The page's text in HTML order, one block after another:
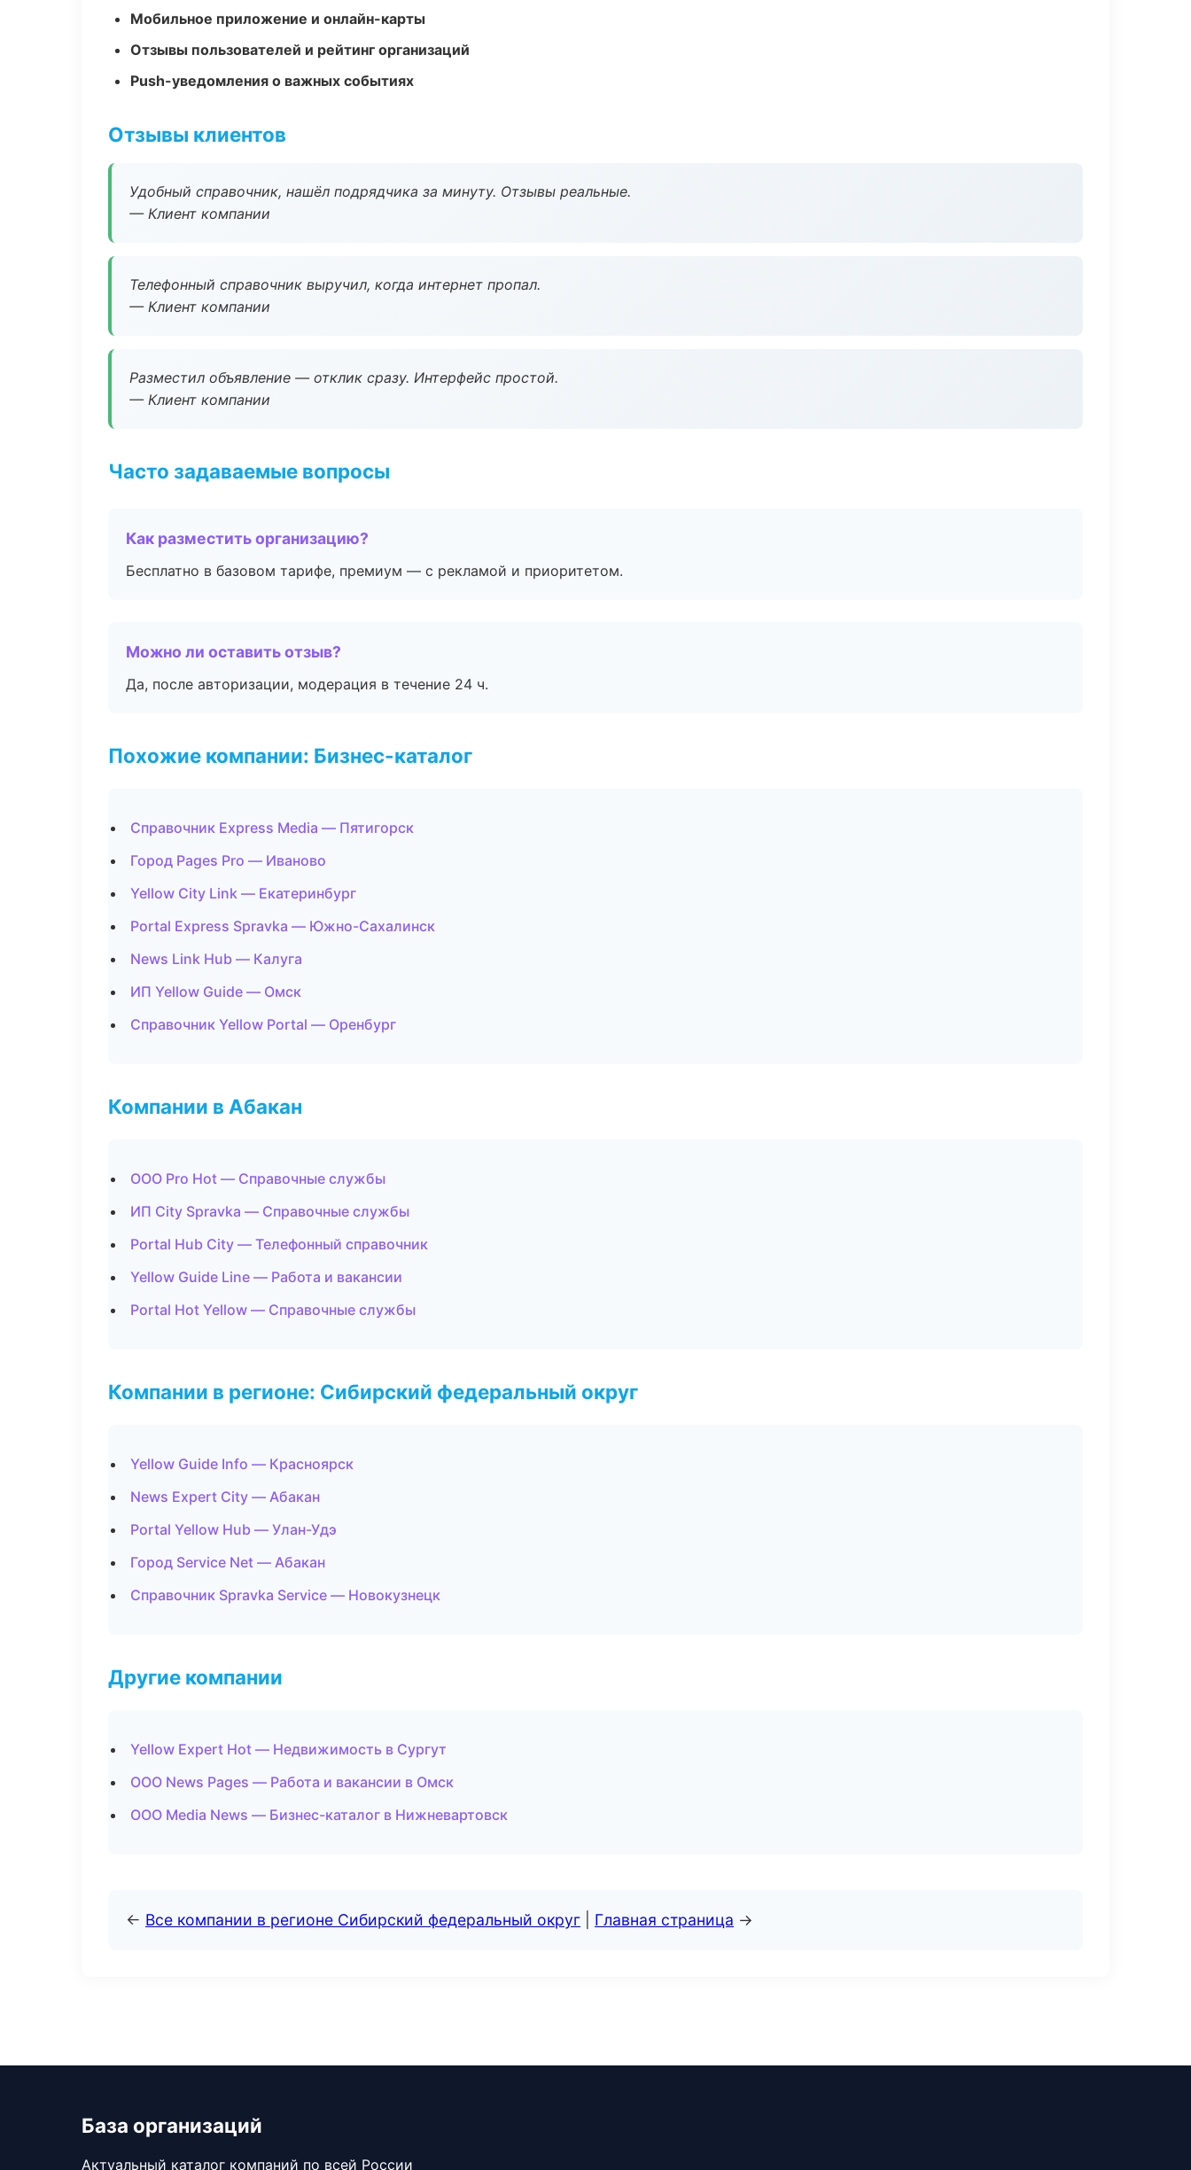
Мобильное приложение и онлайн-карты
Отзывы пользователей и рейтинг организаций
Push-уведомления о важных событиях
Отзывы клиентов
Удобный справочник, нашёл подрядчика за минуту. Отзывы реальные.
— Клиент компании
Телефонный справочник выручил, когда интернет пропал.
— Клиент компании
Разместил объявление — отклик сразу. Интерфейс простой.
— Клиент компании
Часто задаваемые вопросы
Как разместить организацию?
Бесплатно в базовом тарифе, премиум — с рекламой и приоритетом.
Можно ли оставить отзыв?
Да, после авторизации, модерация в течение 24 ч.
Похожие компании: Бизнес-каталог
Справочник Express Media — Пятигорск
Город Pages Pro — Иваново
Yellow City Link — Екатеринбург
Portal Express Spravka — Южно-Сахалинск
News Link Hub — Калуга
ИП Yellow Guide — Омск
Справочник Yellow Portal — Оренбург
Компании в Абакан
ООО Pro Hot — Справочные службы
ИП City Spravka — Справочные службы
Portal Hub City — Телефонный справочник
Yellow Guide Line — Работа и вакансии
Portal Hot Yellow — Справочные службы
Компании в регионе: Сибирский федеральный округ
Yellow Guide Info — Красноярск
News Expert City — Абакан
Portal Yellow Hub — Улан-Удэ
Город Service Net — Абакан
Справочник Spravka Service — Новокузнецк
Другие компании
Yellow Expert Hot — Недвижимость в Сургут
ООО News Pages — Работа и вакансии в Омск
ООО Media News — Бизнес-каталог в Нижневартовск
← Все компании в регионе Сибирский федеральный округ Главная страница →
База организаций
Актуальный каталог компаний по всей России